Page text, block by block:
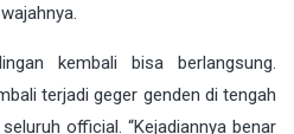
kembali bisa berlangsung.
terjadi geger genden di tengah
official. “Kejadiannya benar